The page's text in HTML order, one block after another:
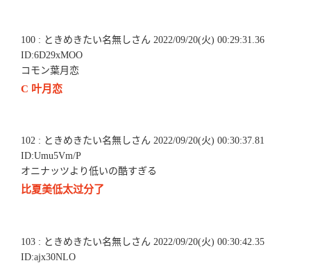
100 : ときめきたい名無しさん 2022/09/20(火) 00:29:31.36
ID:6D29xMOO
コモン葉月恋
C 叶月恋
102 : ときめきたい名無しさん 2022/09/20(火) 00:30:37.81
ID:Umu5Vm/P
オニナッツより低いの酷すぎる
比夏美低太过分了
103 : ときめきたい名無しさん 2022/09/20(火) 00:30:42.35
ID:ajx30NLO